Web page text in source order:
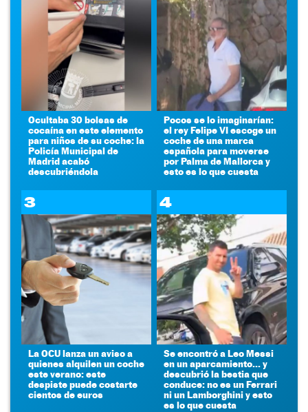
Ocultaba 30 bolsas de
cocaína en este elemento
para niños de su coche: la
Policía Municipal de
Madrid acabó
descubriéndola
Pocos se lo imaginarían:
el rey Felipe VI escoge un
coche de una marca
española para moverse
por Palma de Mallorca y
esto es lo que cuesta
3
La OCU lanza un aviso a
quienes alquilen un coche
este verano: este
despiste puede costarte
cientos de euros
4
Se encontró a Leo Messi
en un aparcamiento... y
descubrió la bestia que
conduce: no es un Ferrari
ni un Lamborghini y esto
es lo que cuesta